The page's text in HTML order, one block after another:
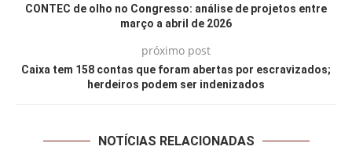
CONTEC de olho no Congresso: análise de projetos entre
março a abril de 2026
próximo post
Caixa tem 158 contas que foram abertas por escravizados;
herdeiros podem ser indenizados
NOTÍCIAS RELACIONADAS